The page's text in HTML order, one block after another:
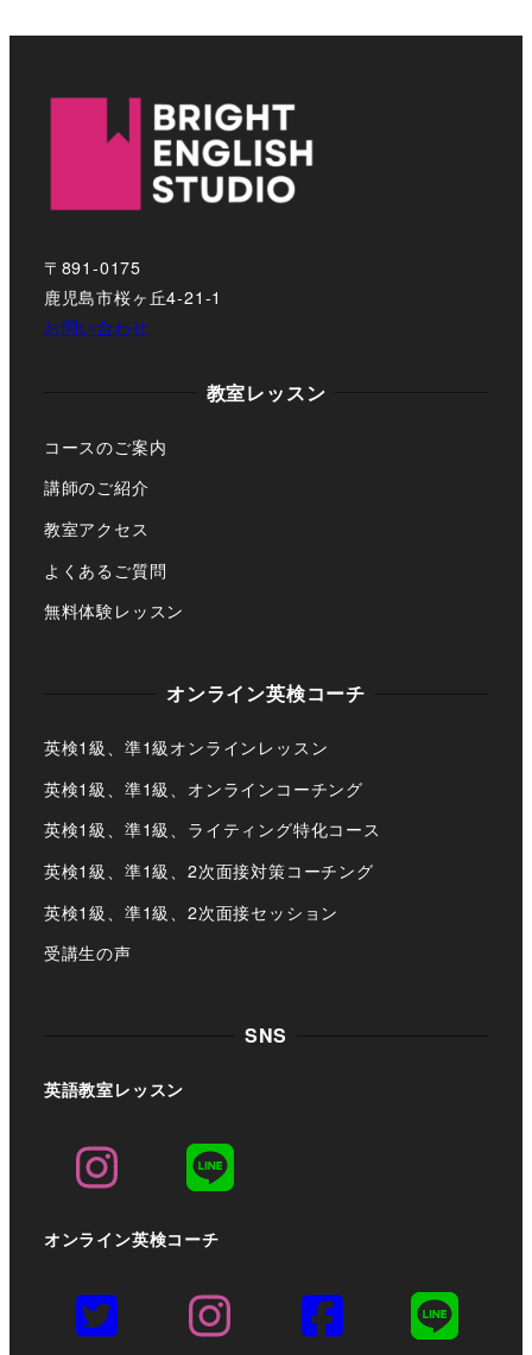
〒891-0175
鹿児島市桜ヶ丘4-21-1
お問い合わせ
教室レッスン
コースのご案内
講師のご紹介
教室アクセス
よくあるご質問
無料体験レッスン
オンライン英検コーチ
英検1級、準1級オンラインレッスン
英検1級、準1級、オンラインコーチング
英検1級、準1級、ライティング特化コース
英検1級、準1級、2次面接対策コーチング
英検1級、準1級、2次面接セッション
受講生の声
SNS
英語教室レッスン
オンライン英検コーチ